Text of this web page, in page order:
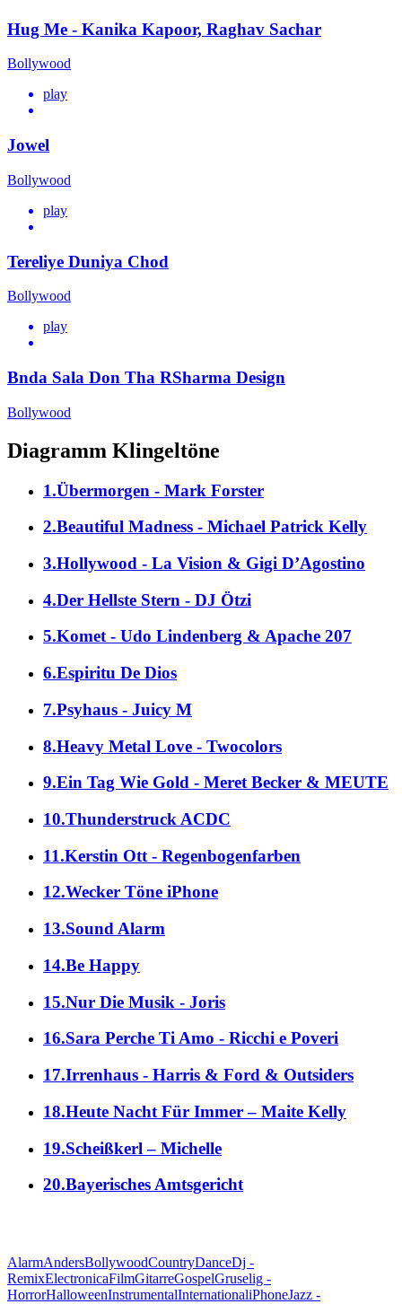
Hug Me - Kanika Kapoor, Raghav Sachar
Bollywood
play
Jowel
Bollywood
play
Tereliye Duniya Chod
Bollywood
play
Bnda Sala Don Tha RSharma Design
Bollywood
Diagramm Klingeltöne
1.Übermorgen - Mark Forster
2.Beautiful Madness - Michael Patrick Kelly
3.Hollywood - La Vision & Gigi D’Agostino
4.Der Hellste Stern - DJ Ötzi
5.Komet - Udo Lindenberg & Apache 207
6.Espiritu De Dios
7.Psyhaus - Juicy M
8.Heavy Metal Love - Twocolors
9.Ein Tag Wie Gold - Meret Becker & MEUTE
10.Thunderstruck ACDC
11.Kerstin Ott - Regenbogenfarben
12.Wecker Töne iPhone
13.Sound Alarm
14.Be Happy
15.Nur Die Musik - Joris
16.Sara Perche Ti Amo - Ricchi e Poveri
17.Irrenhaus - Harris & Ford & Outsiders
18.Heute Nacht Für Immer – Maite Kelly
19.Scheißkerl – Michelle
20.Bayerisches Amtsgericht
AlarmAndersBollywoodCountryDanceDj -
RemixElectronicaFilmGitarreGospelGruselig -
HorrorHalloweenInstrumentalInternationaliPhoneJazz -